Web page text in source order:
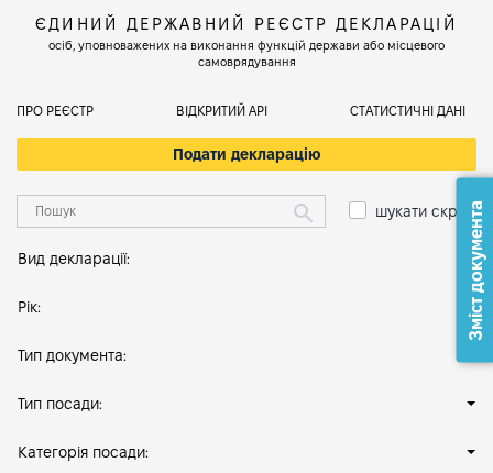
ЄДИНИЙ ДЕРЖАВНИЙ РЕЄСТР ДЕКЛАРАЦІЙ
осіб, уповноважених на виконання функцій держави або місцевого
самоврядування
ПРО РЕЄСТР ВІДКРИТИЙ АРІ СТАТИСТИЧНІ ДАНІ
Подати декларацію
шукати скрізь
Вид декларації:
Рік:
Тип документа:
Тип посади:
Категорія посади:
Зміст документа